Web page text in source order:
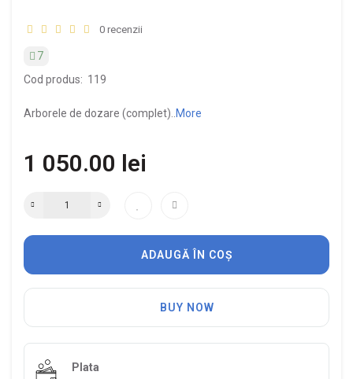
0 recenzii
7
Cod produs: 119
Arborele de dozare (complet).. More
1 050.00 lei
ADAUGĂ ÎN COȘ
BUY NOW
Plata